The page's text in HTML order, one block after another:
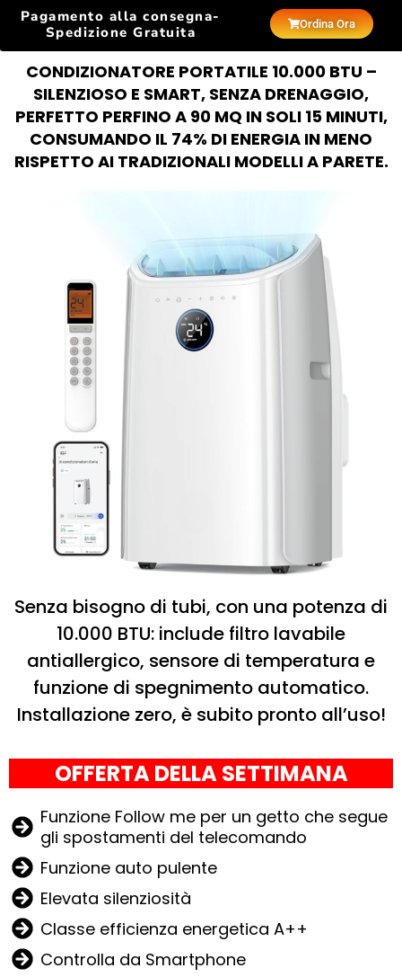
Pagamento alla consegna-
Spedizione Gratuita
Ordina Ora
CONDIZIONATORE PORTATILE 10.000 BTU –
SILENZIOSO E SMART, SENZA DRENAGGIO,
PERFETTO PERFINO A 90 MQ IN SOLI 15 MINUTI,
CONSUMANDO IL 74% DI ENERGIA IN MENO
RISPETTO AI TRADIZIONALI MODELLI A PARETE.
Senza bisogno di tubi, con una potenza di
10.000 BTU: include filtro lavabile
antiallergico, sensore di temperatura e
funzione di spegnimento automatico.
Installazione zero, è subito pronto all’uso!
OFFERTA DELLA SETTIMANA
Funzione Follow me per un getto che segue
gli spostamenti del telecomando
Funzione auto pulente
Elevata silenziosità
Classe efficienza energetica A++
Controlla da Smartphone